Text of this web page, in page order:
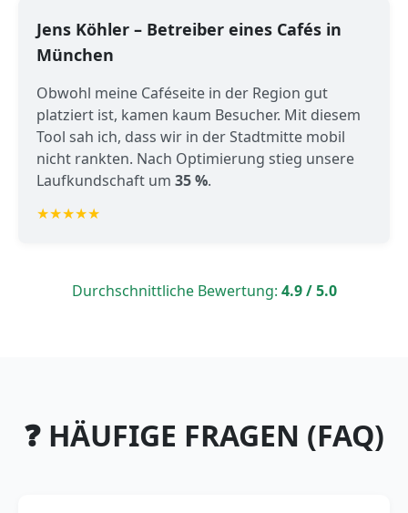
Jens Köhler – Betreiber eines Cafés in
München
Obwohl meine Caféseite in der Region gut
platziert ist, kamen kaum Besucher. Mit diesem
Tool sah ich, dass wir in der Stadtmitte mobil
nicht rankten. Nach Optimierung stieg unsere
Laufkundschaft um 35 %.
★★★★★
Durchschnittliche Bewertung: 4.9 / 5.0
❓ HÄUFIGE FRAGEN (FAQ)